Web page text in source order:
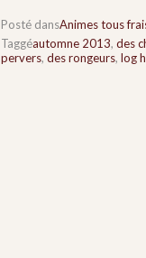
Posté dansAnimes tous
Taggéautomne 2013, des
pervers, des rongeurs, log